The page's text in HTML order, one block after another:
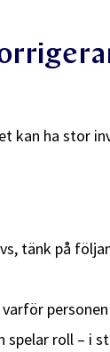
kan ha stor
tänk på
roll – i